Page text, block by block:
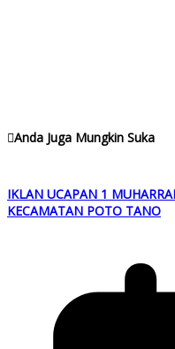
Anda Juga Mungkin Suka
IKLAN UCAPAN 1
KECAMATAN POTO TANO